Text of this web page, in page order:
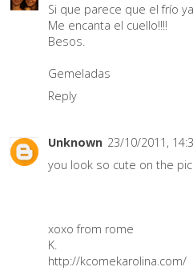
Si que parece que el frío
Me encanta el cuello!!!!
Besos.
Gemeladas
Reply
Unknown 23/10/2011,
you look so cute on the
xoxo from rome
K.
http://kcomekarolina.com/